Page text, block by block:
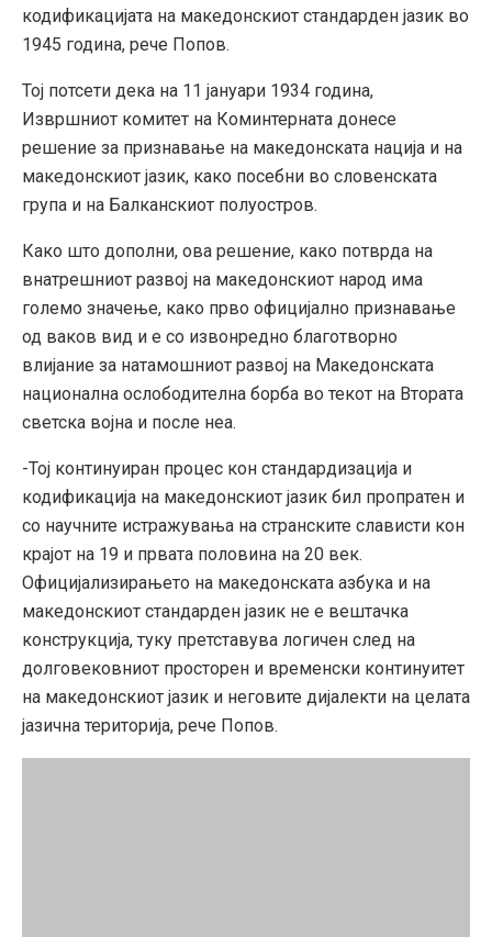
кодификацијата на македонскиот стандарден јазик во
1945 година, рече Попов.
Тој потсети дека на 11 јануари 1934 година,
Извршниот комитет на Коминтерната донесе
решение за признавање на македонската нација и на
македонскиот јазик, како посебни во словенската
група и на Балканскиот полуостров.
Како што дополни, ова решение, како потврда на
внатрешниот развој на македонскиот народ има
големо значење, како прво официјално признавање
од ваков вид и е со извонредно благотворно
влијание за натамошниот развој на Македонската
национална ослободителна борба во текот на Втората
светска војна и после неа.
-Тој континуиран процес кон стандардизација и
кодификација на македонскиот јазик бил пропратен и
со научните истражувања на странските слависти кон
крајот на 19 и првата половина на 20 век.
Официјализирањето на македонската азбука и на
македонскиот стандарден јазик не е вештачка
конструкција, туку претставува логичен след на
долговековниот просторен и временски континуитет
на македонскиот јазик и неговите дијалекти на целата
јазична територија, рече Попов.